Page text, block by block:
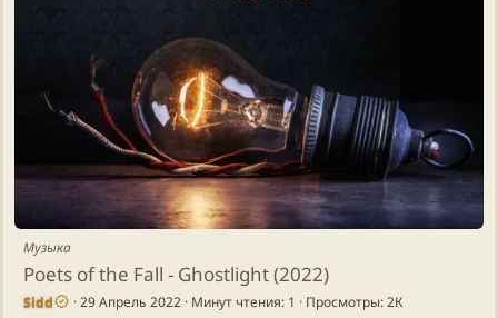
Музыка
Poets of the Fall - Ghostlight (2022)
Sidd 29 Апрель 2022 Минут чтения: 1 Просмотры: 2К